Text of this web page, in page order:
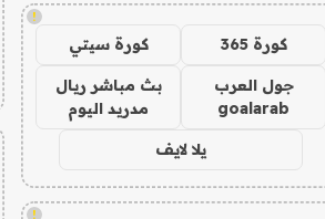
!
كورة 365 كورة سيتي
جول العرب
goalarab
بث مباشر ريال
مدريد اليوم
يلا لايف
!